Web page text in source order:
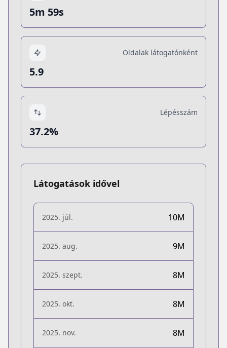
5m 59s
Oldalak látogatónként
5.9
Lépésszám
37.2%
Látogatások idővel
2025. júl. 10M
2025. aug. 9M
2025. szept. 8M
2025. okt. 8M
2025. nov. 8M